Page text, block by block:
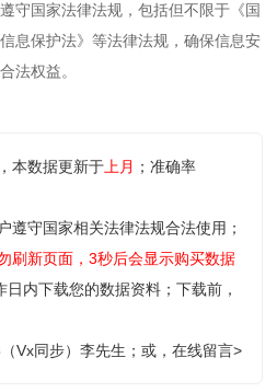
守国家法律法规，包括但不限于《国
息保护法》等‌法律法规，确保信息安
法权益。
本数据更新于 上月 ；准确率
遵守国家相关法律法规合法使用；
刷新页面，3秒后会显示购买数据
日内下载您的数据资料；下载前，
Vx同步）李先生；或，在线留言>